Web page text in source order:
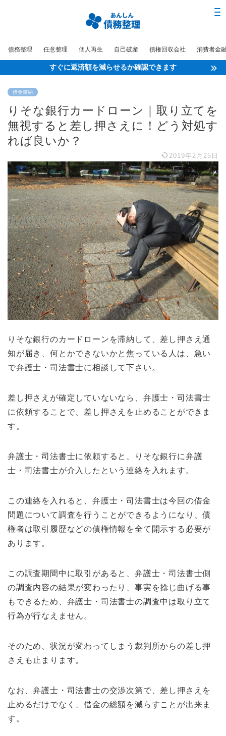
債務整理 任意整理 個人再生 自己破産 債権回収会社 消費者金
すぐに返済額を減らせるか確認できます
借金滞納
りそな銀行カードローン｜取り立てを
無視すると差し押さえに！どう対処す
れば良いか？
2019年2月25日
りそな銀行のカードローンを滞納して、差し押さえ通
知が届き、何とかできないかと焦っている人は、急い
で弁護士・司法書士に相談して下さい。
差し押さえが確定していないなら、弁護士・司法書士
に依頼することで、差し押さえを止めることができま
す。
弁護士・司法書士に依頼すると、りそな銀行に弁護
士・司法書士が介入したという連絡を入れます。
この連絡を入れると、弁護士・司法書士は今回の借金
問題について調査を行うことができるようになり、債
権者は取引履歴などの債権情報を全て開示する必要が
あります。
この調査期間中に取引があると、弁護士・司法書士側
の調査内容の結果が変わったり、事実を捻じ曲げる事
もできるため、弁護士・司法書士の調査中は取り立て
行為が行なえません。
そのため、状況が変わってしまう裁判所からの差し押
さえも止まります。
なお、弁護士・司法書士の交渉次第で、差し押さえを
止めるだけでなく、借金の総額を減らすことが出来ま
す。